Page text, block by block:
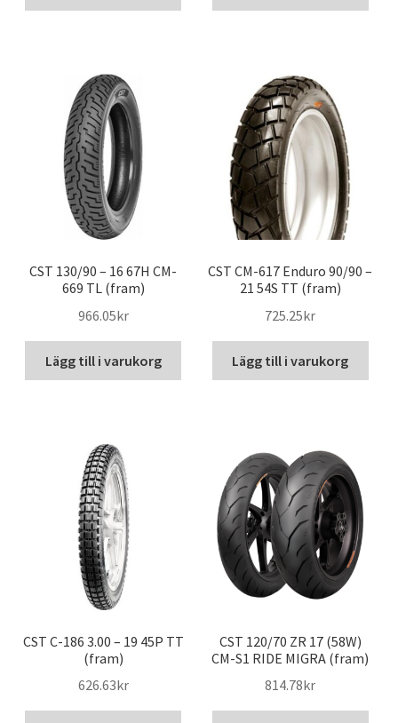
CST 130/90 – 16 67H CM-
669 TL (fram)
966.05kr
Lägg till i varukorg
CST CM-617 Enduro 90/90 –
21 54S TT (fram)
725.25kr
Lägg till i varukorg
CST C-186 3.00 – 19 45P TT
(fram)
626.63kr
CST 120/70 ZR 17 (58W)
CM-S1 RIDE MIGRA (fram)
814.78kr